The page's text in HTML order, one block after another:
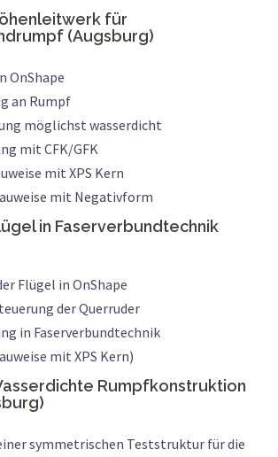
für
(Augsburg)
OnShape
an Rumpf
möglichst wasserdicht
mit CFK/GFK
mit XPS Kern
mit Negativform
in Faserverbundtechnik
Flügel in OnShape
der Querruder
in Faserverbundtechnik
mit XPS Kern)
Rumpfkonstruktion
symmetrischen Teststruktur für die